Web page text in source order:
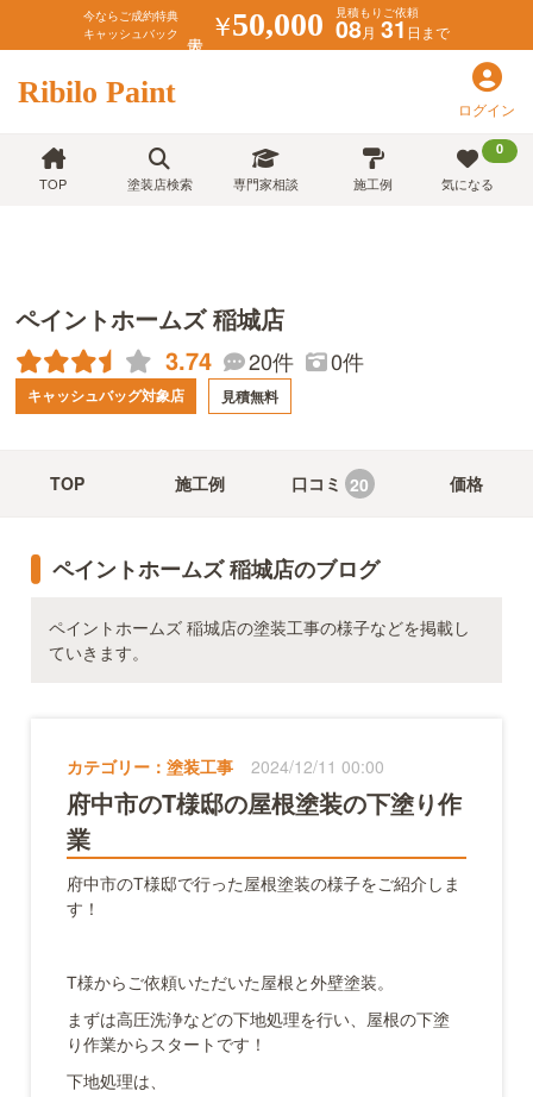
今ならご成約特典
キャッシュバック
￥50,000 見積もりご依頼
08月 31日まで
Ribilo Paint ログイン
TOP 塗装店検索 専門家相談 施工例
0
気になる
ペイントホームズ 稲城店
3.74 20件 0件
キャッシュバッグ対象店 見積無料
TOP 施工例 口コミ 20 価格
ペイントホームズ 稲城店のブログ
ペイントホームズ 稲城店の塗装工事の様子などを掲載し
ていきます。
カテゴリー：塗装工事 2024/12/11 00:00
府中市のT様邸の屋根塗装の下塗り作
業
府中市のT様邸で行った屋根塗装の様子をご紹介しま
す！
T様からご依頼いただいた屋根と外壁塗装。
まずは高圧洗浄などの下地処理を行い、屋根の下塗
り作業からスタートです！
下地処理は、